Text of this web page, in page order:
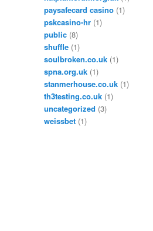
paysafecard casino (1)
pskcasino-hr (1)
public (8)
shuffle (1)
soulbroken.co.uk (1)
spna.org.uk (1)
stanmerhouse.co.uk (1)
th3testing.co.uk (1)
uncategorized (3)
weissbet (1)